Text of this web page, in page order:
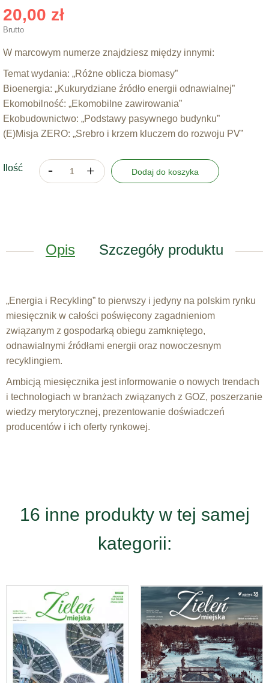
20,00 zł
Brutto
W marcowym numerze znajdziesz między innymi:
Temat wydania: „Różne oblicza biomasy”
Bioenergia: „Kukurydziane źródło energii odnawialnej”
Ekomobilność: „Ekomobilne zawirowania”
Ekobudownictwo: „Podstawy pasywnego budynku”
(E)Misja ZERO: „Srebro i krzem kluczem do rozwoju PV”
Ilość Dodaj do koszyka
Opis Szczegóły produktu
„Energia i Recykling” to pierwszy i jedyny na polskim rynku
miesięcznik w całości poświęcony zagadnieniom
związanym z gospodarką obiegu zamkniętego,
odnawialnymi źródłami energii oraz nowoczesnym
recyklingiem.
Ambicją miesięcznika jest informowanie o nowych trendach
i technologiach w branżach związanych z GOZ, poszerzanie
wiedzy merytorycznej, prezentowanie doświadczeń
producentów i ich oferty rynkowej.
16 inne produkty w tej samej
kategorii: